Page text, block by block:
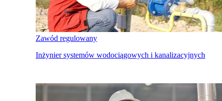
Zawód regulowany
Inżynier systemów wodociągowych i kanalizacyjnych